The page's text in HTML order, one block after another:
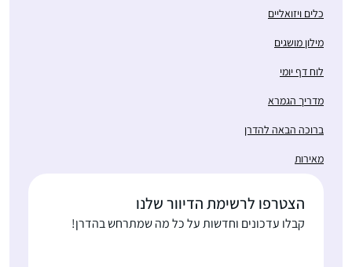
כלים ויזואליים
מילון מושגים
לוח דף יומי
מדריך הגמרא
ברוכה הבאה להדרן
מאירות
הצטרפו לרשימת הדיוור שלנו
קבלו עדכונים וחדשות על כל מה שמתרחש בהדרן!